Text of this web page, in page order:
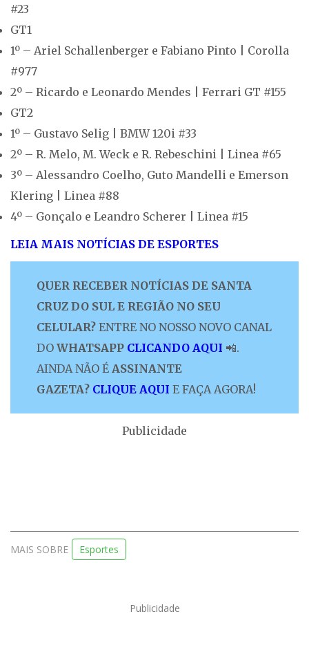
#23
GT1
1º – Ariel Schallenberger e Fabiano Pinto | Corolla
#977
2º – Ricardo e Leonardo Mendes | Ferrari GT #155
GT2
1º – Gustavo Selig | BMW 120i #33
2º – R. Melo, M. Weck e R. Rebeschini | Linea #65
3º – Alessandro Coelho, Guto Mandelli e Emerson
Klering | Linea #88
4º – Gonçalo e Leandro Scherer | Linea #15
LEIA MAIS NOTÍCIAS DE ESPORTES
QUER RECEBER NOTÍCIAS DE SANTA
CRUZ DO SUL E REGIÃO NO SEU
CELULAR? ENTRE NO NOSSO NOVO CANAL
DO WHATSAPP CLICANDO AQUI 📲.
AINDA NÃO É ASSINANTE
GAZETA? CLIQUE AQUI E FAÇA AGORA!
Publicidade
MAIS SOBRE Esportes
Publicidade